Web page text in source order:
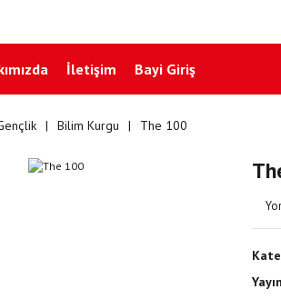
İletişim Bayi Giriş
Bilim Kurgu The 100